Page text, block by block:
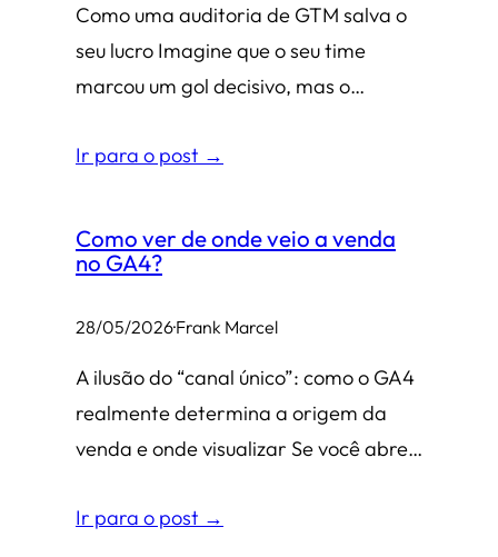
Como uma auditoria de GTM salva o
seu lucro Imagine que o seu time
marcou um gol decisivo, mas o…
Ir para o post →
Como ver de onde veio a venda
no GA4?
28/05/2026·Frank Marcel
A ilusão do “canal único”: como o GA4
realmente determina a origem da
venda e onde visualizar Se você abre…
Ir para o post →